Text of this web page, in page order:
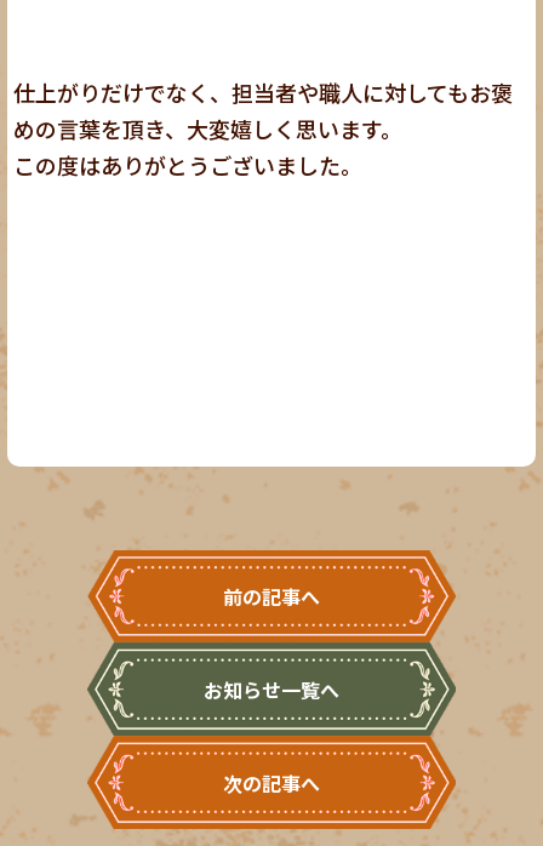
仕上がりだけでなく、担当者や職人に対してもお褒
めの言葉を頂き、大変嬉しく思います。
この度はありがとうございました。
前の記事へ
お知らせ一覧へ
次の記事へ